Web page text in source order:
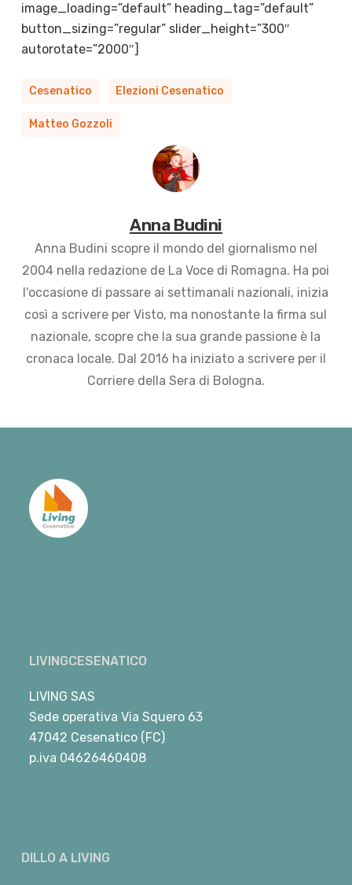
image_loading=”default” heading_tag=”default”
button_sizing=”regular” slider_height=”300″
autorotate=”2000″]
Cesenatico Elezioni Cesenatico
Matteo Gozzoli
Anna Budini
Anna Budini scopre il mondo del giornalismo nel
2004 nella redazione de La Voce di Romagna. Ha poi
l'occasione di passare ai settimanali nazionali, inizia
così a scrivere per Visto, ma nonostante la firma sul
nazionale, scopre che la sua grande passione è la
cronaca locale. Dal 2016 ha iniziato a scrivere per il
Corriere della Sera di Bologna.
LIVINGCESENATICO
LIVING SAS
Sede operativa Via Squero 63
47042 Cesenatico (FC)
p.iva 04626460408
DILLO A LIVING